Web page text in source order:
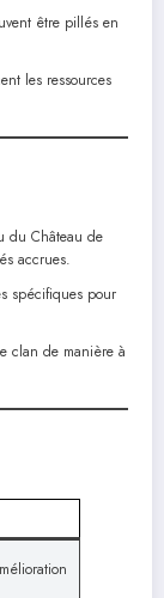
être pillés en
les ressources
du Château de
accrues.
spécifiques pour
clan de manière à